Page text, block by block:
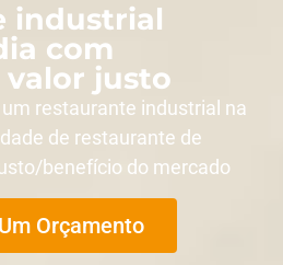
industrial
com
justo
restaurante industrial na
de restaurante de
benefício do mercado
Orçamento